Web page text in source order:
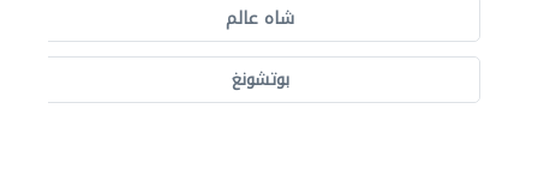
شاه عالم
بوتشونغ